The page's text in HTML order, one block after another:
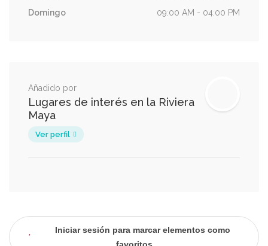
Domingo
09:00 AM - 04:00 PM
Añadido por
Lugares de interés en la Riviera
Maya
Ver perfil
Iniciar sesión para marcar elementos como